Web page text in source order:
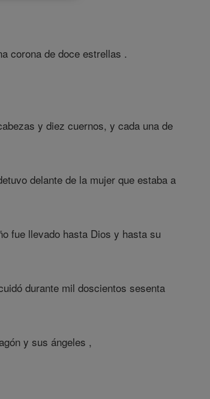
corona de doce estrellas .
y diez cuernos, y cada una de
delante de la mujer que estaba a
fue llevado hasta Dios y hasta su
durante mil doscientos sesenta
y sus ángeles ,